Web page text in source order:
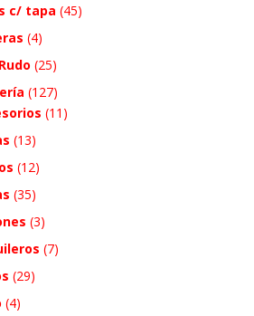
c/ tapa (45)
(4)
(25)
(127)
(11)
(13)
(12)
(35)
(3)
(7)
(29)
(4)